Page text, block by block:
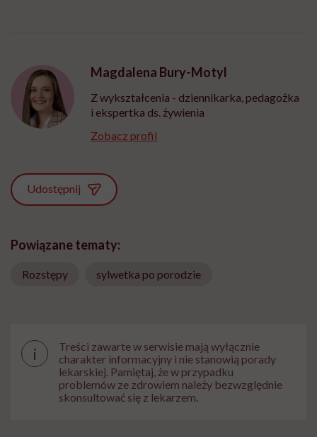
Magdalena Bury-Motyl
Z wykształcenia - dziennikarka, pedagożka
i ekspertka ds. żywienia
Zobacz profil
Udostępnij
Powiązane tematy:
Rozstępy sylwetka po porodzie
i
Treści zawarte w serwisie mają wyłącznie
charakter informacyjny i nie stanowią porady
lekarskiej. Pamiętaj, że w przypadku
problemów ze zdrowiem należy bezwzględnie
skonsultować się z lekarzem.